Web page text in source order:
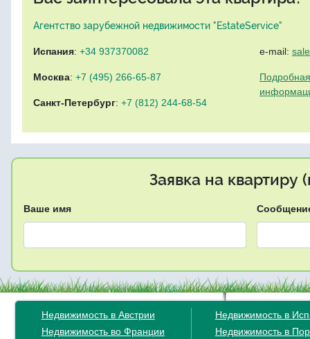
Агентство зарубежной недвижимости "EstateService"
Испания: +34 937370082
Москва: +7 (495) 266-65-87
Санкт-Петербург: +7 (812) 244-68-54
e-mail:
Заявка на квартиру
Ваше имя
Недвижимость в Австрии
Недвижимость во Франции
Недвижимость в
Недвижимость в